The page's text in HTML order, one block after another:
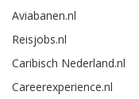
Aviabanen.nl
Reisjobs.nl
Caribisch Nederland.nl
Careerexperience.nl